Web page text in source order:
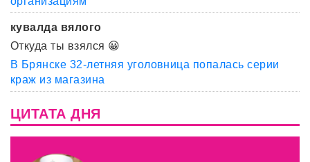
кувалда вялого
Откуда ты взялся 😀
В Брянске 32-летняя уголовница попалась серии
краж из магазина
ЦИТАТА ДНЯ